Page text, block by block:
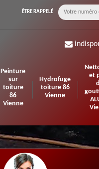
ÊTRE RAPPELÉ
Peinture
sur
toiture
86
Vienne
Hydrofuge
toiture 86
Vienne
et